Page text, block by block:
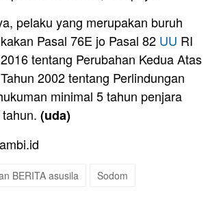
pelaku yang merupakan buruh
Pasal 76E jo Pasal 82 UU RI
tentang Perubahan Kedua Atas
2002 tentang Perlindungan
minimal 5 tahun penjara
(uda)
BERITA asusila
Sodom